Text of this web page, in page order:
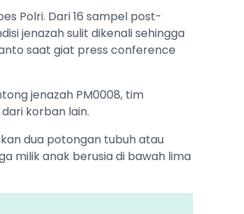
Polri. Dari 16 sampel post-
jenazah sulit dikenali sehingga
saat giat press conference
jenazah PM0008, tim
korban lain.
dua potongan tubuh atau
milik anak berusia di bawah lima